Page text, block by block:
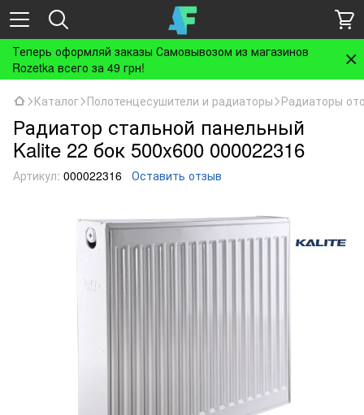
Теперь оформляй заказы Самовывозом из магазинов
Rozetka всего за 49 грн!
Каталог Полотенцесушители и радиаторы Радиаторы
Радиатор стальной панельный
Kalite 22 бок 500x600 000022316
Артикул: 000022316 Оставить отзыв